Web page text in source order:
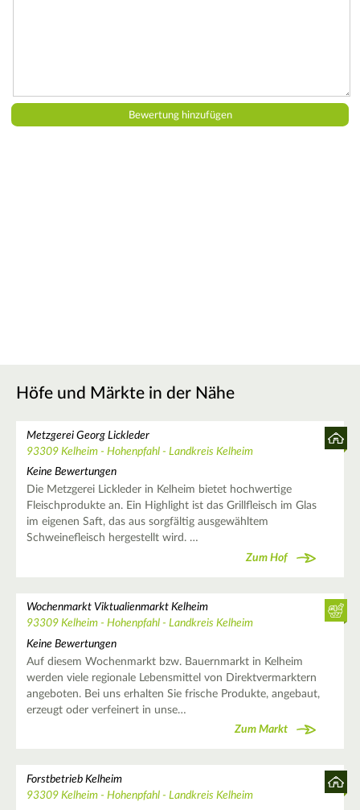
Höfe und Märkte in der Nähe
Metzgerei Georg Lickleder
93309 Kelheim - Hohenpfahl - Landkreis Kelheim
Keine Bewertungen
Die Metzgerei Lickleder in Kelheim bietet hochwertige
Fleischprodukte an. Ein Highlight ist das Grillfleisch im Glas
im eigenen Saft, das aus sorgfältig ausgewähltem
Schweinefleisch hergestellt wird. …
Zum Hof
Wochenmarkt Viktualienmarkt Kelheim
93309 Kelheim - Hohenpfahl - Landkreis Kelheim
Keine Bewertungen
Auf diesem Wochenmarkt bzw. Bauernmarkt in Kelheim
werden viele regionale Lebensmittel von Direktvermarktern
angeboten. Bei uns erhalten Sie frische Produkte, angebaut,
erzeugt oder verfeinert in unse…
Zum Markt
Forstbetrieb Kelheim
93309 Kelheim - Hohenpfahl - Landkreis Kelheim